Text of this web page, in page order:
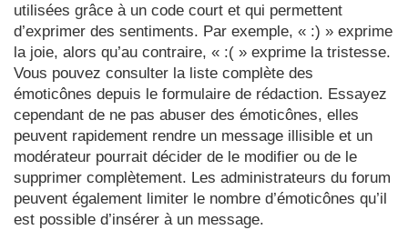
utilisées grâce à un code court et qui permettent
d’exprimer des sentiments. Par exemple, « :) » exprime
la joie, alors qu’au contraire, « :( » exprime la tristesse.
Vous pouvez consulter la liste complète des
émoticônes depuis le formulaire de rédaction. Essayez
cependant de ne pas abuser des émoticônes, elles
peuvent rapidement rendre un message illisible et un
modérateur pourrait décider de le modifier ou de le
supprimer complètement. Les administrateurs du forum
peuvent également limiter le nombre d’émoticônes qu’il
est possible d’insérer à un message.